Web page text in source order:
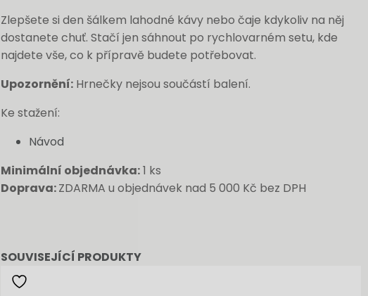
Zlepšete si den šálkem lahodné kávy nebo čaje kdykoliv na něj
dostanete chuť. Stačí jen sáhnout po rychlovarném setu, kde
najdete vše, co k přípravě budete potřebovat.
Upozornění: Hrnečky nejsou součástí balení.
Ke stažení:
Návod
Minimální objednávka:1 ks
Doprava:ZDARMA u objednávek nad 5 000 Kč bez DPH
SOUVISEJÍCÍ PRODUKTY